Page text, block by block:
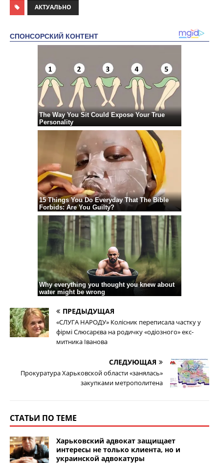
АКТУАЛЬНО
ПРЕДЫДУЩАЯ
«СЛУГА НАРОДУ» Колісник переписала частку у
фірмі Слюсарєва на родичку «одіозного» екс-
митника Іванова
СЛЕДУЮЩАЯ
Прокуратура Харьковской области «занялась»
закупками метрополитена
СТАТЬИ ПО ТЕМЕ
Харьковский адвокат защищает
интересы не только клиента, но и
украинской адвокатуры